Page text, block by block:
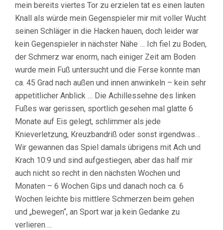
mein bereits viertes Tor zu erzielen tat es einen lauten
Knall als würde mein Gegenspieler mir mit voller Wucht
seinen Schläger in die Hacken hauen, doch leider war
kein Gegenspieler in nächster Nähe … Ich fiel zu Boden,
der Schmerz war enorm, nach einiger Zeit am Boden
wurde mein Fuß untersucht und die Ferse konnte man
ca. 45 Grad nach außen und innen anwinkeln – kein sehr
appetitlicher Anblick … Die Achillessehne des linken
Fußes war gerissen, sportlich gesehen mal glatte 6
Monate auf Eis gelegt, schlimmer als jede
Knieverletzung, Kreuzbandriß oder sonst irgendwas…
Wir gewannen das Spiel damals übrigens mit Ach und
Krach 10:9 und sind aufgestiegen, aber das half mir
auch nicht so recht in den nächsten Wochen und
Monaten – 6 Wochen Gips und danach noch ca. 6
Wochen leichte bis mittlere Schmerzen beim gehen
und „bewegen“, an Sport war ja kein Gedanke zu
verlieren….